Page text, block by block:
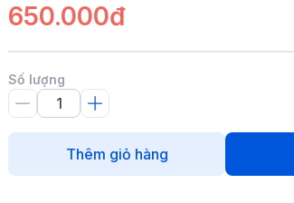
650.000đ
Số lượng
Thêm giỏ hàng